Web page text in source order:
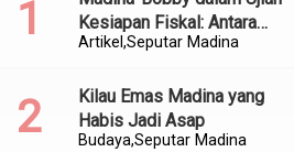
Artikel Seputar Madina
Kesiapan Fiskal: Antara
Kedekatan Politik dan
BudayaSeputar Madina
Kilau Emas Madina yang
Habis Jadi Asap